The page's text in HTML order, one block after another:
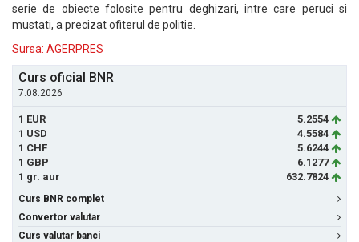
serie de obiecte folosite pentru deghizari, intre care peruci si
mustati, a precizat ofiterul de politie.
Sursa: AGERPRES
Curs oficial BNR
7.08.2026
1 EUR
5.2554
1 USD
4.5584
1 CHF
5.6244
1 GBP
6.1277
1 gr. aur
632.7824
Curs BNR complet
Convertor valutar
Curs valutar banci